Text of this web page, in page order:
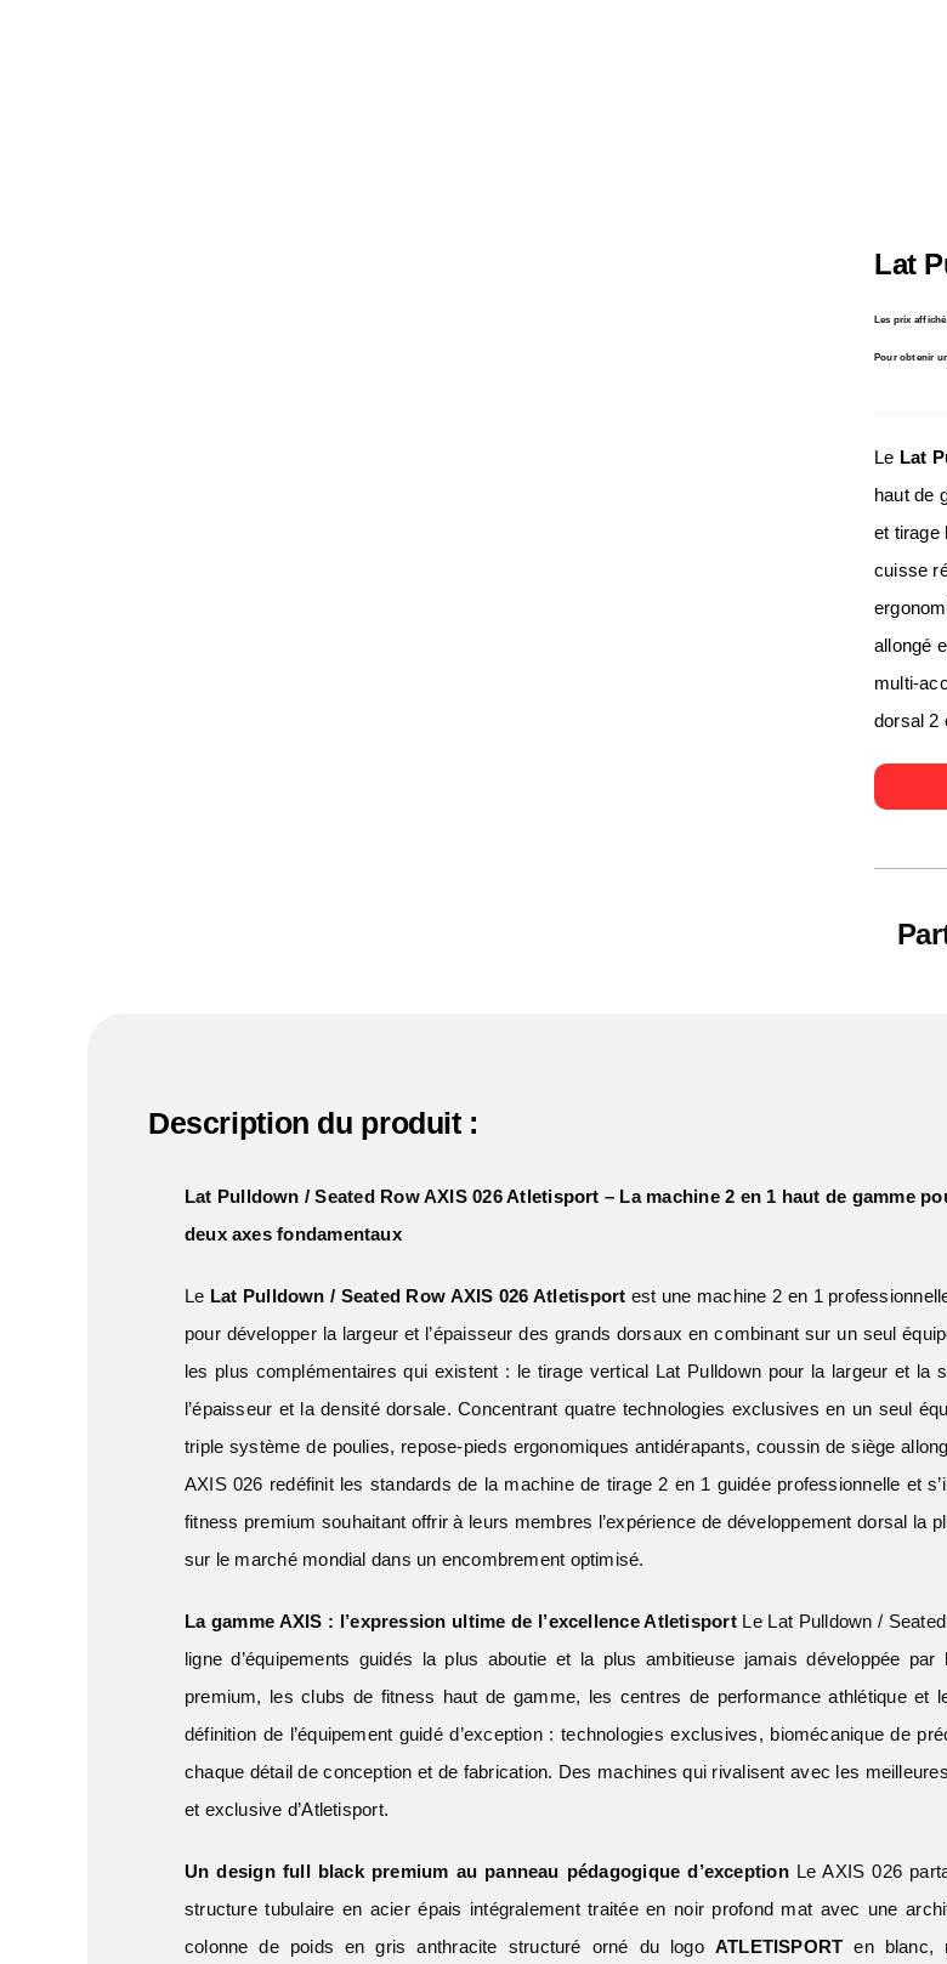
Lat
Les prix
Pour obtenir
Le Lat
haut de
et tirage
cuisse
allongé
multi-
dorsal 2
Description du produit :
Lat Pulldown / Seated Row AXIS 026Atletisport – La machine 2 en 1 haut de gamme
deux axes fondamentaux
Le Lat Pulldown / Seated Row AXIS 026 Atletisport est une machine 2 en 1
pour développer la largeur et l’épaisseur des grands dorsaux en combinant sur un seul
les plus complémentaires qui existent : le tirage vertical Lat Pulldown pour la largeur et la
l’épaisseur et la densité dorsale. Concentrant quatre technologies exclusives en un seul
triple système de poulies, repose-pieds ergonomiques antidérapants, coussin de siège
AXIS 026 redéfinit les standards de la machine de tirage 2 en 1 guidée professionnelle et
fitness premium souhaitant offrir à leurs membres l’expérience de développement dorsal la
sur le marché mondial dans un encombrement optimisé.
La gamme AXIS : l’expression ultime de l’excellence AtletisportLe Lat Pulldown /
ligne d’équipements guidés la plus aboutie et la plus ambitieuse jamais développée
premium, les clubs de fitness haut de gamme, les centres de performance athlétique et
définition de l’équipement guidé d’exception : technologies exclusives, biomécanique de
chaque détail de conception et de fabrication. Des machines qui rivalisent avec les
et exclusive d’Atletisport.
Un design full black premium au panneau pédagogique d’exceptionLe AXIS 026
structure tubulaire en acier épais intégralement traitée en noir profond mat avec une
colonne de poids en gris anthracite structuré orné du logo ATLETISPORT en blanc,